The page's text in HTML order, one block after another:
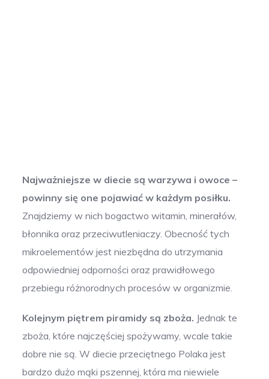
Najważniejsze w diecie są warzywa i owoce –
powinny się one pojawiać w każdym posiłku.
Znajdziemy w nich bogactwo witamin, minerałów,
błonnika oraz przeciwutleniaczy. Obecność tych
mikroelementów jest niezbędna do utrzymania
odpowiedniej odporności oraz prawidłowego
przebiegu różnorodnych procesów w organizmie.
Kolejnym piętrem piramidy są zboża. Jednak te
zboża, które najczęściej spożywamy, wcale takie
dobre nie są. W diecie przeciętnego Polaka jest
bardzo dużo mąki pszennej, która ma niewiele